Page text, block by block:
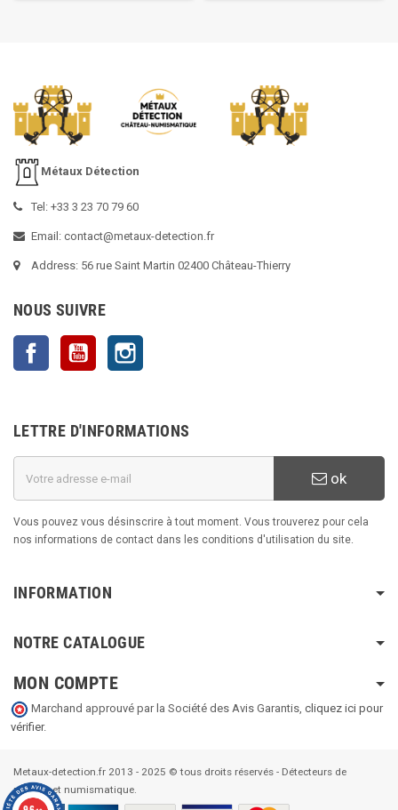
Métaux Détection
Tel: +33 3 23 70 79 60
Email: contact@metaux-detection.fr
Address: 56 rue Saint Martin 02400 Château-Thierry
NOUS SUIVRE
Facebook YouTube
LETTRE D'INFORMATIONS
ok
Vous pouvez vous désinscrire à tout moment. Vous trouverez pour cela
nos informations de contact dans les conditions d'utilisation du site.
INFORMATION
NOTRE CATALOGUE
MON COMPTE
Marchand approuvé par la Société des Avis Garantis, cliquez ici pour
vérifier.
Metaux-detection.fr 2013 - 2025 © tous droits réservés - Détecteurs de
métaux et numismatique.